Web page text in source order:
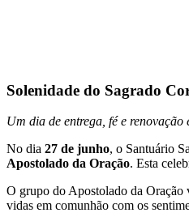
Solenidade do Sagrado
Um dia de entrega, fé e
No dia 27 de junho, o Santuário
Apostolado da Oração. Esta
O grupo do Apostolado da
vidas em comunhão com os